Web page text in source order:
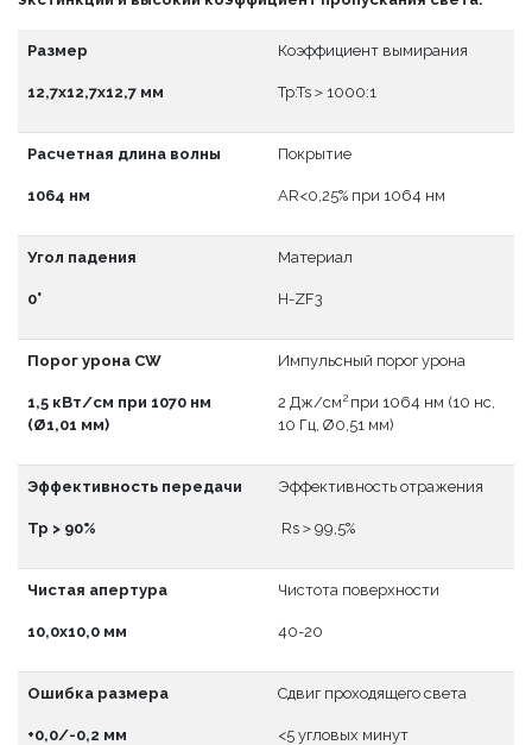
Размер
12,7x12,7x12,7 мм
Коэффициент вымирания
Tp:Ts＞1000:1
Расчетная длина волны
1064 нм
Покрытие
АR<0,25% при 1064 нм
Угол падения
0°
Материал
H-ZF3
Порог урона CW
1,5 кВт/см при 1070 нм
(Ø1,01 мм)
Импульсный порог урона
2 Дж/см2 при 1064 нм (10 нс,
10 Гц, Ø0,51 мм)
Эффективность передачи
Тр > 90%
Эффективность отражения
Rs＞99,5%
Чистая апертура
10,0x10,0 мм
Чистота поверхности
40-20
Ошибка размера
+0,0/-0,2 мм
Сдвиг проходящего света
<5 угловых минут